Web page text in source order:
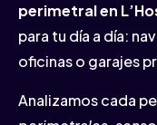
perimetral en
para tu día a día:
oficinas o garajes
Analizamos cada